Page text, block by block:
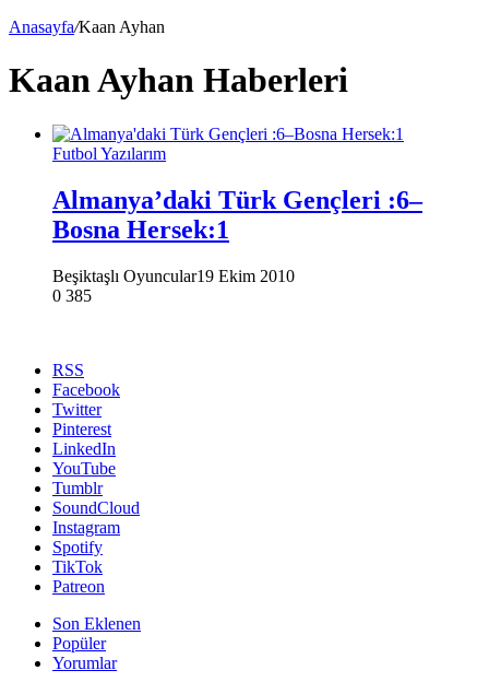
Anasayfa/Kaan Ayhan
Kaan Ayhan Haberleri
Futbol Yazılarım
Almanya’daki Türk Gençleri :6–
Bosna Hersek:1
Beşiktaşlı Oyuncular19 Ekim 2010
0 385
RSS
Facebook
Twitter
Pinterest
LinkedIn
YouTube
Tumblr
SoundCloud
Instagram
Spotify
TikTok
Patreon
Son Eklenen
Popüler
Yorumlar